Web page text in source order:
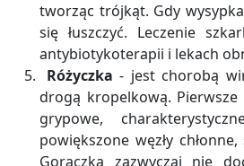
tworząc trójkąt. Gdy
się łuszczyć. Leczenie
antybiotykoterapii i lekach
Różyczka - jest chorobą
drogą kropelkową.
grypowe,
powiększone węzły
Gorączka zazwyczaj nie